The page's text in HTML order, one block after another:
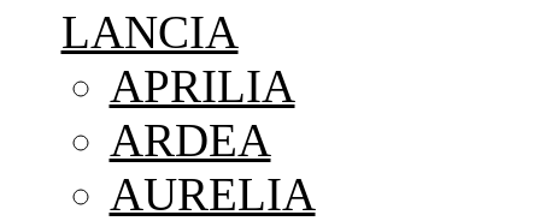
LANCIA
APRILIA
ARDEA
AURELIA